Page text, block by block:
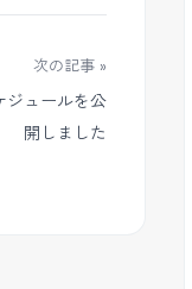
次の記事 »
ジュールを公
開しました